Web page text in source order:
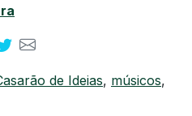
de Ideias, músicos,